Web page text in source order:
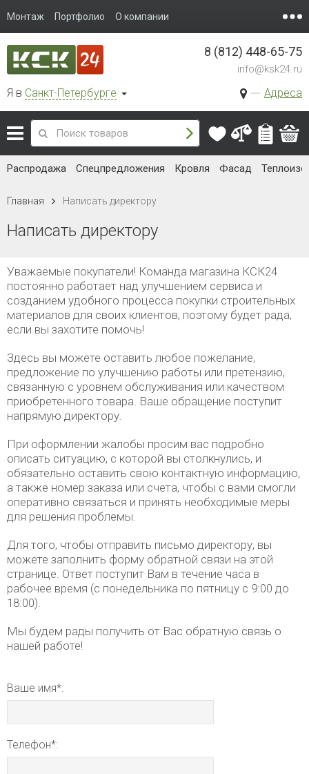
Монтаж Портфолио О компании
Я в Санкт-Петербурге Адреса
8 (812) 448-65-75
info@ksk24.ru
Распродажа Спецпредложения Кровля Фасад
Главная Написать директору
Написать директору
Уважаемые покупатели! Команда магазина КСК24
постоянно работает над улучшением сервиса и
созданием удобного процесса покупки строительных
материалов для своих клиентов, поэтому будет рада,
если вы захотите помочь!
Здесь вы можете оставить любое пожелание,
предложение по улучшению работы или претензию,
связанную с уровнем обслуживания или качеством
приобретенного товара. Ваше обращение поступит
напрямую директору.
При оформлении жалобы просим вас подробно
описать ситуацию, с которой вы столкнулись, и
обязательно оставить свою контактную информацию,
а также номер заказа или счета, чтобы с вами смогли
оперативно связаться и принять необходимые меры
для решения проблемы.
Для того, чтобы отправить письмо директору, вы
можете заполнить форму обратной связи на этой
странице. Ответ поступит Вам в течение часа в
рабочее время (с понедельника по пятницу с 9:00 до
18:00).
Мы будем рады получить от Вас обратную связь о
нашей работе!
Ваше имя*:
Телефон*: